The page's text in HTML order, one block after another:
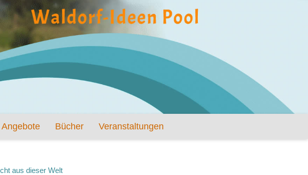
Bücher Veranstaltungen
aus dieser Welt